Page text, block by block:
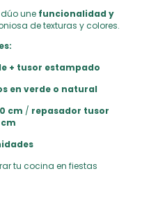
une funcionalidad y
de texturas y colores.
+ tusor estampado
en verde o natural
cm / repasador tusor
tu cocina en fiestas